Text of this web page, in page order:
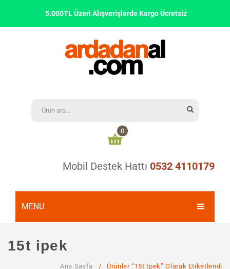
5.000TL Üzeri Alışverişlerde Kargo Ücretsiz
Mobil Destek Hattı 0532 4110179
MENU
KURUMSAL
0
Alışveriş sepetinizde ürün bulunmamaktadır
15t ipek
Ana Sayfa / Ürünler “15t Ipek” Olarak Etiketlendi